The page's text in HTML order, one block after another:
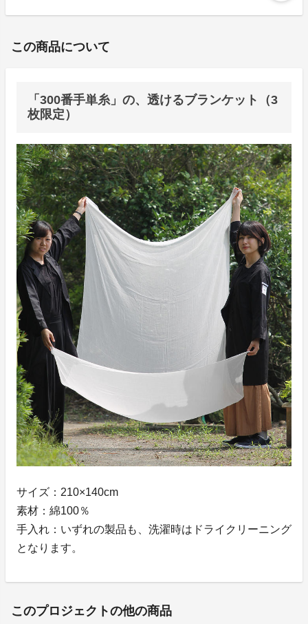
この商品について
「300番手単糸」の、透けるブランケット（3
枚限定）
サイズ：210×140cm
素材：綿100％
手入れ：いずれの製品も、洗濯時はドライクリーニング
となります。
このプロジェクトの他の商品